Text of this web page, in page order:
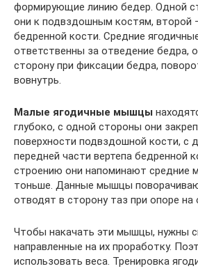
формирующие линию бедер. Одной
они к подвздошным костям, второй
бедренной кости. Средние
ответственны за отведение бедра,
сторону при фиксации бедра,
вовнутрь.
Малые ягодичные мышцы
глубоко, с одной стороны они
поверхности подвздошной кости, с
передней части вертепа бедренной
строению они напоминают средние
тоньше. Данные мышцы
отводят в сторону таз при опоре на
Чтобы накачать эти мышцы, нужны
направленные на их проработку.
использовать веса. Тренировка